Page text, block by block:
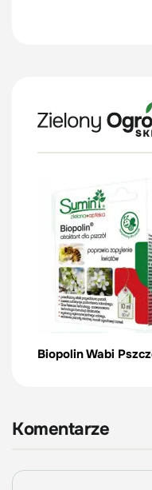
Biopolin Wabi
Komentarze